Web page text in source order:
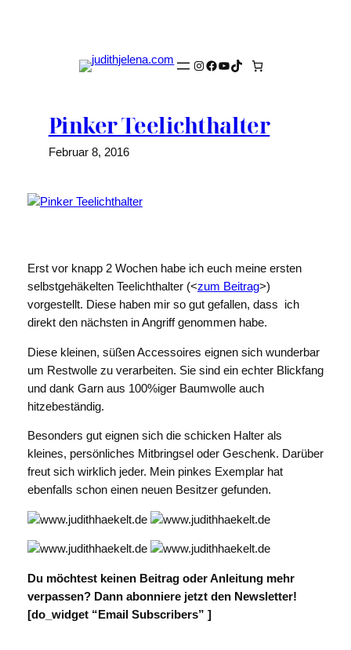
Instagram
Facebook
YouTube
TikTok
Pinker Teelichthalter
Februar 8, 2016
Erst vor knapp 2 Wochen habe ich euch meine ersten
selbstgehäkelten Teelichthalter (<zum Beitrag>)
vorgestellt. Diese haben mir so gut gefallen, dass ich
direkt den nächsten in Angriff genommen habe.
Diese kleinen, süßen Accessoires eignen sich wunderbar
um Restwolle zu verarbeiten. Sie sind ein echter Blickfang
und dank Garn aus 100%iger Baumwolle auch
hitzebeständig.
Besonders gut eignen sich die schicken Halter als
kleines, persönliches Mitbringsel oder Geschenk. Darüber
freut sich wirklich jeder. Mein pinkes Exemplar hat
ebenfalls schon einen neuen Besitzer gefunden.
Du möchtest keinen Beitrag oder Anleitung mehr
verpassen? Dann abonniere jetzt den Newsletter!
[do_widget “Email Subscribers” ]